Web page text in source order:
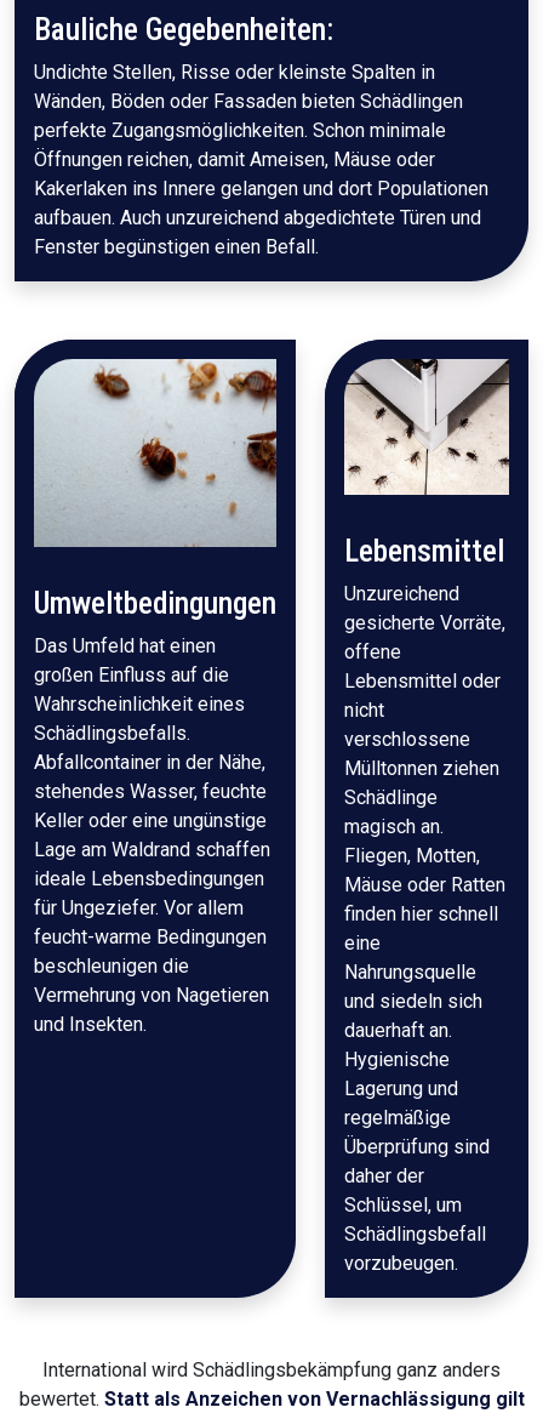
Bauliche Gegebenheiten:
Undichte Stellen, Risse oder kleinste Spalten in
Wänden, Böden oder Fassaden bieten Schädlingen
perfekte Zugangsmöglichkeiten. Schon minimale
Öffnungen reichen, damit Ameisen, Mäuse oder
Kakerlaken ins Innere gelangen und dort Populationen
aufbauen. Auch unzureichend abgedichtete Türen und
Fenster begünstigen einen Befall.
Umweltbedingungen
Das Umfeld hat einen
großen Einfluss auf die
Wahrscheinlichkeit eines
Schädlingsbefalls.
Abfallcontainer in der Nähe,
stehendes Wasser, feuchte
Keller oder eine ungünstige
Lage am Waldrand schaffen
ideale Lebensbedingungen
für Ungeziefer. Vor allem
feucht-warme Bedingungen
beschleunigen die
Vermehrung von Nagetieren
und Insekten.
Lebensmittel
Unzureichend
gesicherte Vorräte,
offene
Lebensmittel oder
nicht
verschlossene
Mülltonnen ziehen
Schädlinge
magisch an.
Fliegen, Motten,
Mäuse oder Ratten
finden hier schnell
eine
Nahrungsquelle
und siedeln sich
dauerhaft an.
Hygienische
Lagerung und
regelmäßige
Überprüfung sind
daher der
Schlüssel, um
Schädlingsbefall
vorzubeugen.
International wird Schädlingsbekämpfung ganz anders
bewertet. Statt als Anzeichen von Vernachlässigung gilt